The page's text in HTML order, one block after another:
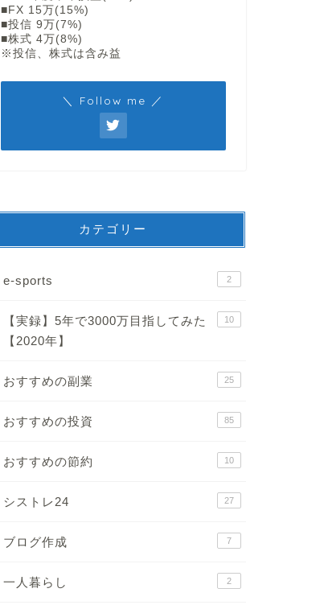
■FX 15万(15%)
■投信 9万(7%)
■株式 4万(8%)
※投信、株式は含み益
＼ Follow me ／
カテゴリー
e-sports 2
【実録】5年で3000万目指してみた
【2020年】
10
おすすめの副業 25
おすすめの投資 85
おすすめの節約 10
シストレ24 27
ブログ作成 7
一人暮らし 2